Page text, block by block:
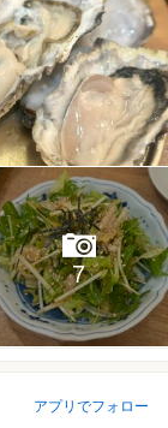
7
アプリでフォロー